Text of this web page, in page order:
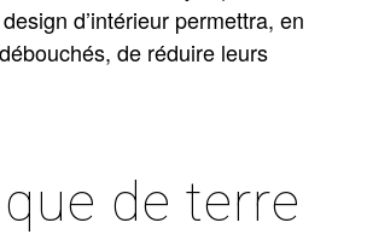
d’intérieur permettra, en
de réduire leurs
de terre